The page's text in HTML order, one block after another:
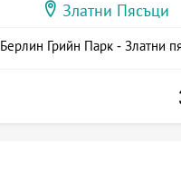
Златни Пясъци
Берлин Грийн Парк - Златни